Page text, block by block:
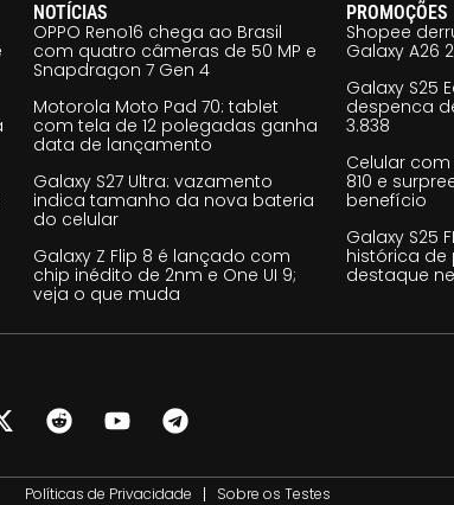
NOTÍCIAS
OPPO Reno16 chega ao Brasil
com quatro câmeras de 50 MP e
Snapdragon 7 Gen 4
Motorola Moto Pad 70: tablet
com tela de 12 polegadas ganha
data de lançamento
Galaxy S27 Ultra: vazamento
indica tamanho da nova bateria
do celular
Galaxy Z Flip 8 é lançado com
chip inédito de 2nm e One UI 9;
veja o que muda
PROMOÇÕES
Shopee
Galaxy A26
Galaxy S25
despenca
3.838
Celular com
810 e
benefício
Galaxy S25
histórica de
destaque
Políticas de Privacidade Sobre os Testes